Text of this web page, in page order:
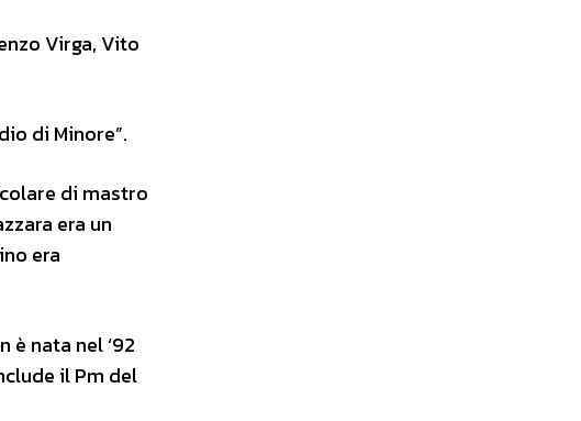
Virga, Vito
di Minore”.
di mastro
era un
era
è nata nel ‘92
il Pm del